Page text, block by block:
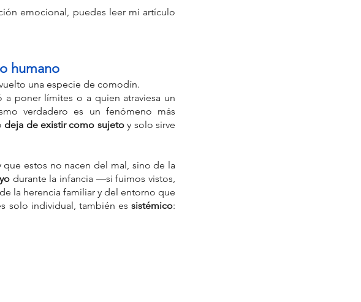
emocional, puedes leer mi artículo
humano
una especie de comodín.
a poner límites o a quien atraviesa un
verdadero es un fenómeno más
deja de existir como sujeto y solo sirve
que estos no nacen del mal, sino de la
durante la infancia —si fuimos vistos,
la herencia familiar y del entorno que
solo individual, también es sistémico: